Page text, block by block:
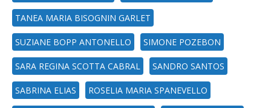
TANEA MARIA BISOGNIN GARLET
SUZIANE BOPP ANTONELLO SIMONE POZEBON
SARA REGINA SCOTTA CABRAL SANDRO SANTOS
SABRINA ELIAS ROSELIA MARIA SPANEVELLO